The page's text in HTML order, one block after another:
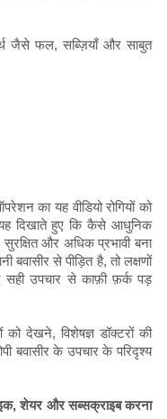
जैसे फल, सब्ज़ियाँ और साबुत
का यह वीडियो रोगियों को
दिखाते हुए कि कैसे आधुनिक
और अधिक प्रभावी बना
से पीड़ित है, तो लक्षणों
उपचार से काफ़ी फ़र्क पड़
को देखने, विशेषज्ञ डॉक्टरों की
बवासीर के उपचार के परिदृश्य
शेयर और सब्सक्राइब करना